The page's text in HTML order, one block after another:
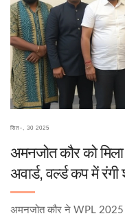
सित॰, 30 2025
अमनजोत कौर को
अवार्ड, वर्ल्ड कप में रंगी
अमनजोत कौर ने WPL 2025 में